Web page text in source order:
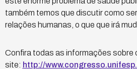
também temos que discutir como
relações humanas, o que que irá
Confira todas as informações sobre
site: http://